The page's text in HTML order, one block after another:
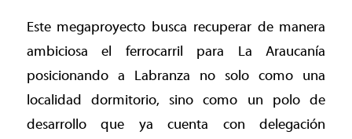
Este megaproyecto busca recuperar de manera
ambiciosa el ferrocarril para La Araucanía
posicionando a Labranza no solo como una
localidad dormitorio, sino como un polo de
desarrollo que ya cuenta con delegación